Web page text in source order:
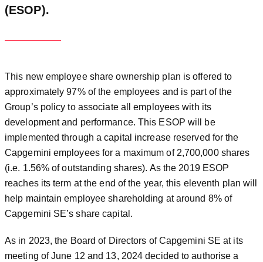
(ESOP).
This new employee share ownership plan is offered to
approximately 97% of the employees and is part of the
Group’s policy to associate all employees with its
development and performance. This ESOP will be
implemented through a capital increase reserved for the
Capgemini employees for a maximum of 2,700,000 shares
(i.e. 1.56% of outstanding shares). As the 2019 ESOP
reaches its term at the end of the year, this eleventh plan will
help maintain employee shareholding at around 8% of
Capgemini SE’s share capital.
As in 2023, the Board of Directors of Capgemini SE at its
meeting of June 12 and 13, 2024 decided to authorise a